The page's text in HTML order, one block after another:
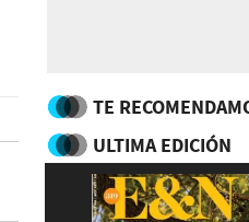
TE
ULTIMA EDICIÓN